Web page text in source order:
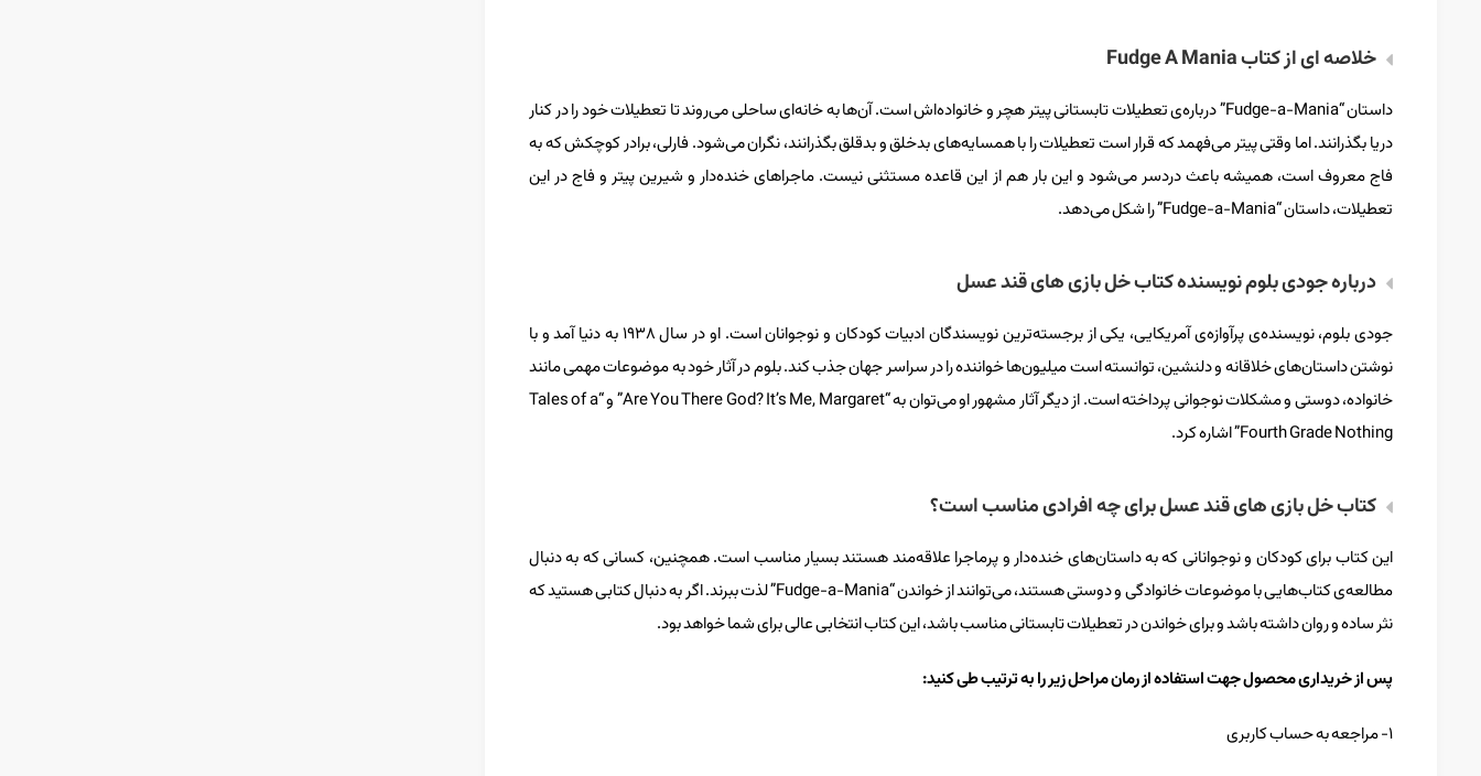
خلاصه ای از کتاب Fudge A Mania
داستان “Fudge-a-Mania” درباره‌ی تعطیلات تابستانی پیتر هچر و خانواده‌اش است. آن‌ها به خانه‌ای ساحلی می‌روند تا تعطیلات خود را در کنار
دریا بگذرانند. اما وقتی پیتر می‌فهمد که قرار است تعطیلات را با همسایه‌های بدخلق و بدقلق بگذرانند، نگران می‌شود. فارلی، برادر کوچکش که به
فاج معروف است، همیشه باعث دردسر می‌شود و این بار هم از این قاعده مستثنی نیست. ماجراهای خنده‌دار و شیرین پیتر و فاج در این
تعطیلات، داستان “Fudge-a-Mania” را شکل می‌دهد.
درباره جودی بلوم نویسنده کتاب خل بازی های قند عسل
جودی بلوم، نویسنده‌ی پرآوازه‌ی آمریکایی، یکی از برجسته‌ترین نویسندگان ادبیات کودکان و نوجوانان است. او در سال ۱۹۳۸ به دنیا آمد و با
نوشتن داستان‌های خلاقانه و دلنشین، توانسته است میلیون‌ها خواننده را در سراسر جهان جذب کند. بلوم در آثار خود به موضوعات مهمی مانند
خانواده، دوستی و مشکلات نوجوانی پرداخته است. از دیگر آثار مشهور او می‌توان به “Are You There God? It’s Me, Margaret” و “Tales of a
Fourth Grade Nothing” اشاره کرد.
کتاب خل بازی های قند عسل برای چه افرادی مناسب است؟
این کتاب برای کودکان و نوجوانانی که به داستان‌های خنده‌دار و پرماجرا علاقه‌مند هستند بسیار مناسب است. همچنین، کسانی که به دنبال
مطالعه‌ی کتاب‌هایی با موضوعات خانوادگی و دوستی هستند، می‌توانند از خواندن “Fudge-a-Mania” لذت ببرند. اگر به دنبال کتابی هستید که
نثر ساده و روان داشته باشد و برای خواندن در تعطیلات تابستانی مناسب باشد، این کتاب انتخابی عالی برای شما خواهد بود.
پس از خریداری محصول جهت استفاده از رمان مراحل زیر را به ترتیب طی کنید:
۱- مراجعه به حساب کاربری